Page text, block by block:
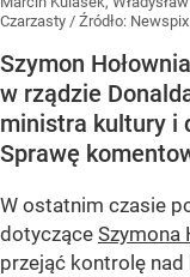
Czarzasty / Źródło:
Szymon
w rządzie
ministra kultury i
Sprawę
W ostatnim czasie
dotyczące Szymona
przejąć kontrolę